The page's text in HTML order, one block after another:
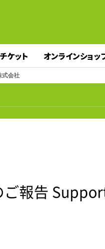
チケット オンラインショッ
式会社
報告